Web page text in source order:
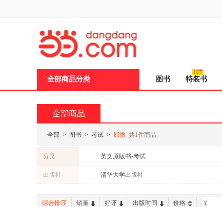
全部商品分类 图书 特装书
全部商品
全部 > 图书 > 考试 > 屈微 共1件商品
分类 英文原版书-考试
出版社 清华大学出版社
综合排序 销量 好评 出版时间 价格
页